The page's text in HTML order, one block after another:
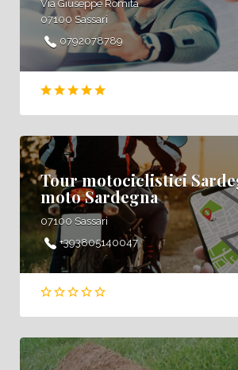
Via Giuseppe Romita
07100 Sassari
0792078789
Tour motociclistici
moto Sardegna
07100 Sassari
+393805140047